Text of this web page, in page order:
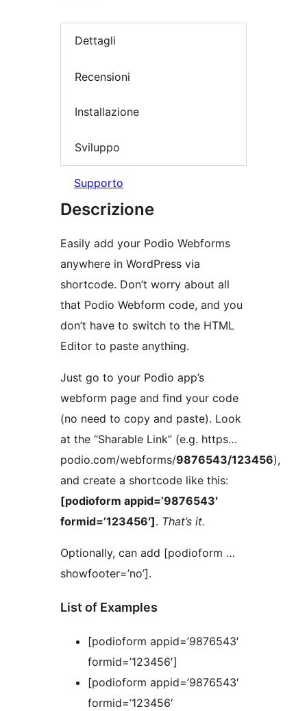
Dettagli
Recensioni
Installazione
Sviluppo
Supporto
Descrizione
Easily add your Podio Webforms
anywhere in WordPress via
shortcode. Don’t worry about all
that Podio Webform code, and you
don’t have to switch to the HTML
Editor to paste anything.
Just go to your Podio app’s
webform page and find your code
(no need to copy and paste). Look
at the “Sharable Link” (e.g. https…
podio.com/webforms/9876543/123456),
and create a shortcode like this:
[podioform appid=’9876543′
formid=’123456′]. That’s it.
Optionally, can add [podioform …
showfooter=’no’].
List of Examples
[podioform appid=’9876543′
formid=’123456′]
[podioform appid=’9876543′
formid=’123456′